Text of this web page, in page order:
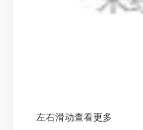
左右滑动查看更多